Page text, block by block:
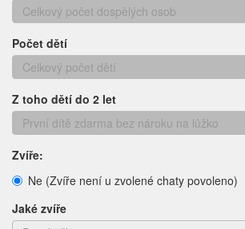
Počet dětí
Z toho dětí do 2 let
Zvíře:
Ne (Zvíře není u zvolené chaty povoleno)
Jaké zvíře